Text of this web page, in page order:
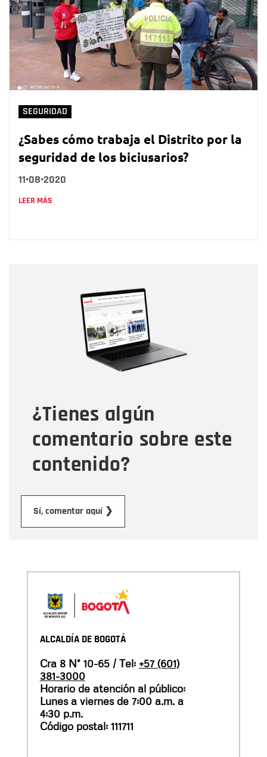
SEGURIDAD
¿Sabes cómo trabaja el Distrito por la
seguridad de los biciusarios?
11•08•2020
LEER MÁS
¿Tienes algún
comentario sobre este
contenido?
Sí, comentar aquí ❯
Correo electrónico
Tipo de comentario
Mensaje
ALCALDÍA DE BOGOTÁ
Cra 8 N° 10-65 / Tel: +57 (601)
381-3000
Horario de atención al público:
Lunes a viernes de 7:00 a.m. a
4:30 p.m.
Código postal: 111711